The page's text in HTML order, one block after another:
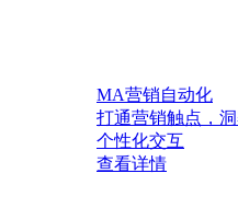
MA营销自动化
打通营销触点，
个性化交互
查看详情